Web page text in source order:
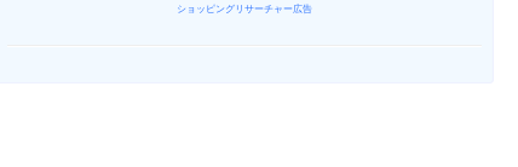
ショッピングリサーチャー広告